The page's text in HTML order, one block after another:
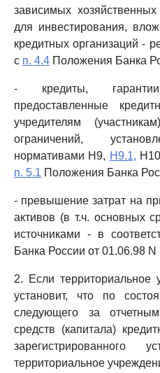
зависимых
для инвестирования,
кредитных организаций -
с п. 4.4 Положения Банка
- кредиты,
предоставленные
учредителям
ограничений,
нормативами Н9, Н9.1,
п. 5.1 Положения Банка
- превышение затрат на
активов (в т.ч. основных
источниками - в
Банка России от 01.06.98
2. Если территориальное
установит, что по
следующего за
средств (капитала)
зарегистрированного
территориальное